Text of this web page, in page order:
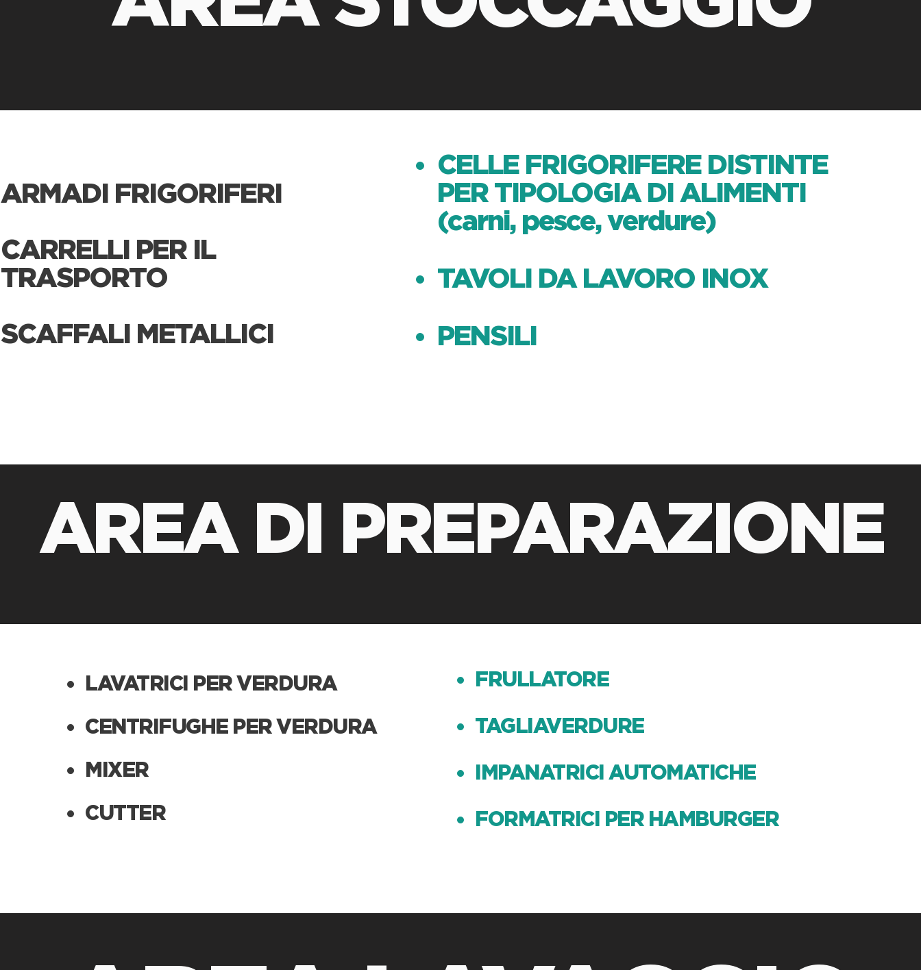
ARMADI FRIGORIFERI
CARRELLI PER IL
TRASPORTO
SCAFFALI METALLICI
CELLE FRIGORIFERE DISTINTE
PER TIPOLOGIA DI ALIMENTI
(carni, pesce, verdure)
TAVOLI DA LAVORO INOX
PENSILI
AREA DI PREPARAZIONE
LAVATRICI PER VERDURA
CENTRIFUGHE PER VERDURA
MIXER
CUTTER
FRULLATORE
TAGLIAVERDURE
IMPANATRICI AUTOMATICHE
FORMATRICI PER HAMBURGER